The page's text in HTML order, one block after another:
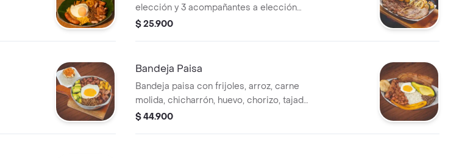
elección y 3 acompañantes a elección
con limonada.
$ 25.900
Bandeja Paisa
Bandeja paisa con frijoles, arroz, carne
molida, chicharrón, huevo, chorizo, tajada
de maduro, aguacate y arepa.
$ 44.900